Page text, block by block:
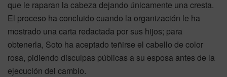
que le raparan la cabeza dejando únicamente una cresta.
El proceso ha concluido cuando la organización le ha
mostrado una carta redactada por sus hijos; para
obtenerla, Soto ha aceptado teñirse el cabello de color
rosa, pidiendo disculpas públicas a su esposa antes de la
ejecución del cambio.